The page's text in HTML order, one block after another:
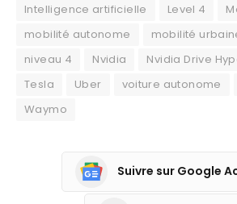
Intelligence artificielle
Level 4
mobilité autonome
mobilité
niveau 4
Nvidia Nvidia Drive
Tesla
Uber voiture autonome
Waymo
Suivre sur Google